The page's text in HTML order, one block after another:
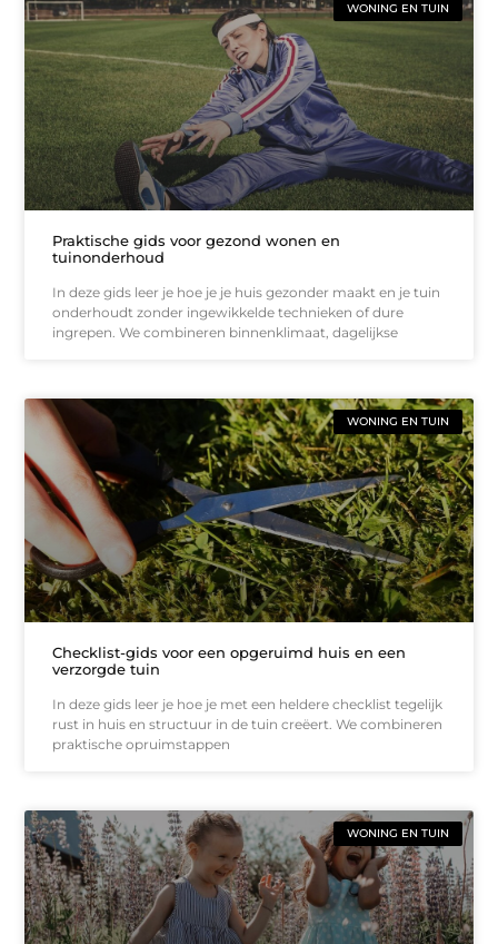
WONING EN TUIN
Praktische gids voor gezond wonen en
tuinonderhoud
In deze gids leer je hoe je je huis gezonder maakt en je tuin
onderhoudt zonder ingewikkelde technieken of dure
ingrepen. We combineren binnenklimaat, dagelijkse
WONING EN TUIN
Checklist-gids voor een opgeruimd huis en een
verzorgde tuin
In deze gids leer je hoe je met een heldere checklist tegelijk
rust in huis en structuur in de tuin creëert. We combineren
praktische opruimstappen
WONING EN TUIN